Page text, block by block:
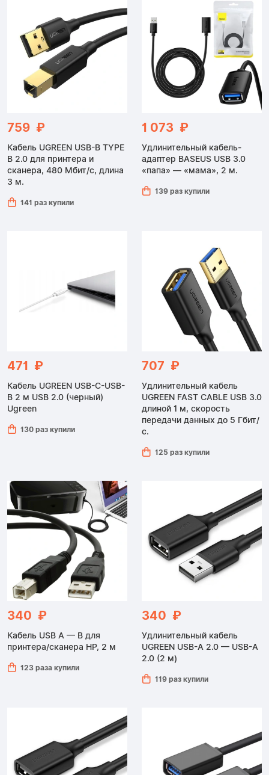
759 ₽
Кабель UGREEN USB-B TYPE
B 2.0 для принтера и
сканера, 480 Мбит/с, длина
3 м.
141 раз купили
1 073 ₽
Удлинительный кабель-
адаптер BASEUS USB 3.0
«папа» — «мама», 2 м.
139 раз купили
471 ₽
Кабель UGREEN USB-C-USB-
B 2 м USB 2.0 (черный)
Ugreen
130 раз купили
707 ₽
Удлинительный кабель
UGREEN FAST CABLE USB 3.0
длиной 1 м, скорость
передачи данных до 5 Гбит/
с.
125 раз купили
340 ₽
Кабель USB A — B для
принтера/сканера HP, 2 м
123 раза купили
340 ₽
Удлинительный кабель
UGREEN USB-A 2.0 — USB-A
2.0 (2 м)
119 раз купили